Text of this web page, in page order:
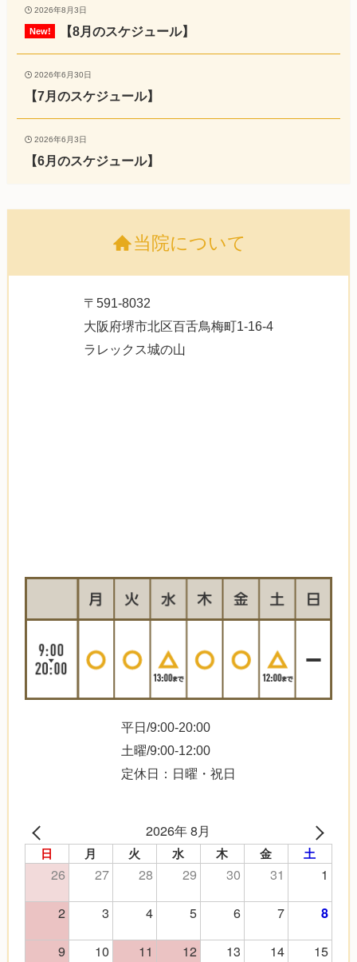
2026年8月3日
【8月のスケジュール】
2026年6月30日
【7月のスケジュール】
2026年6月3日
【6月のスケジュール】
当院について
〒591-8032
大阪府堺市北区百舌鳥梅町1-16-4
ラレックス城の山
平日/9:00-20:00
土曜/9:00-12:00
定休日：日曜・祝日
2026年 8月
日 月 火 水 木 金 土
26 27 28 29 30 31
1
2
3 4 5 6 7 8
9 10 11 12 13 14
15